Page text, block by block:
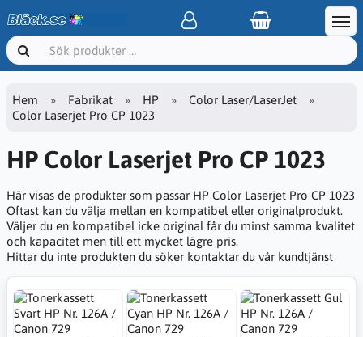
Hem Fabrikat HP
Color Laser/LaserJet
Color Laserjet Pro CP 1023
HP Color Laserjet Pro CP 1023
Här visas de produkter som passar HP Color Laserjet Pro CP 1023
Oftast kan du välja mellan en kompatibel eller originalprodukt.
Väljer du en kompatibel icke original får du minst samma kvalitet
och kapacitet men till ett mycket lägre pris.
Hittar du inte produkten du söker kontaktar du vår kundtjänst